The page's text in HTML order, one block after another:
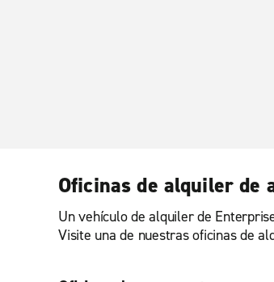
Oficinas de alquiler de
Un vehículo de alquiler de
Visite una de nuestras oficinas de